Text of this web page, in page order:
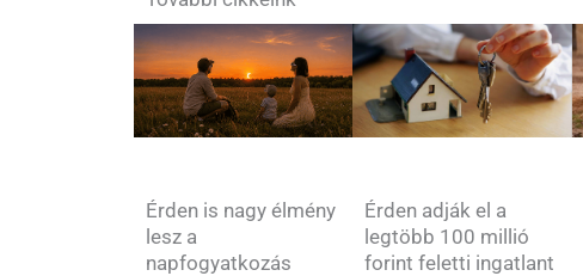
Érden is nagy élmény
lesz a
napfogyatkozás
Érden adják el a
legtöbb 100 millió
forint feletti ingatlant